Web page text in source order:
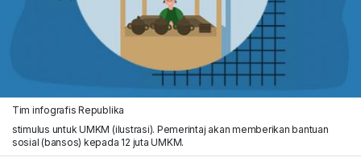
Tim infografis Republika
stimulus untuk UMKM (ilustrasi). Pemerintaj akan memberikan bantuan
sosial (bansos) kepada 12 juta UMKM.